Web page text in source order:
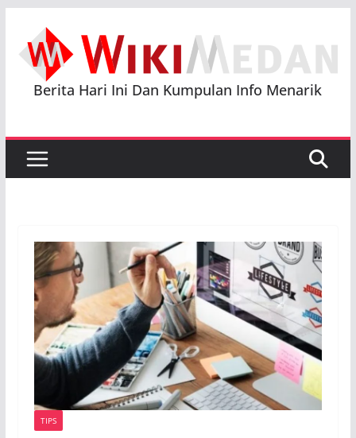
content
Berita Hari Ini Dan Kumpulan Info Menarik
TIPS